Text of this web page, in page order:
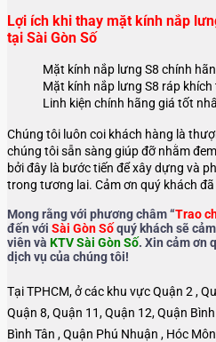
Lợi ích khi thay mặt kính nắp
tại Sài Gòn Số
Mặt kính nắp lưng S8 chính
Mặt kính nắp lưng S8 ráp khích
Linh kiện chính hãng giá tốt
Chúng tôi luôn coi khách hàng là
chúng tôi sẵn sàng giúp đỡ nhằm
bởi đây là bước tiến để xây dựng và
trong tương lai. Cảm ơn quý khách
Mong rằng với phương châm “Trao
đến với Sài Gòn Sốquý khách sẽ
viên và KTV Sài Gòn Số. Xin cảm ơn
dịch vụ của chúng tôi!
Tại TPHCM, ở các khu vực Quận 2 ,
Quận 8, Quận 11, Quận 12, Quận
Bình Tân , Quận Phú Nhuận , Hóc